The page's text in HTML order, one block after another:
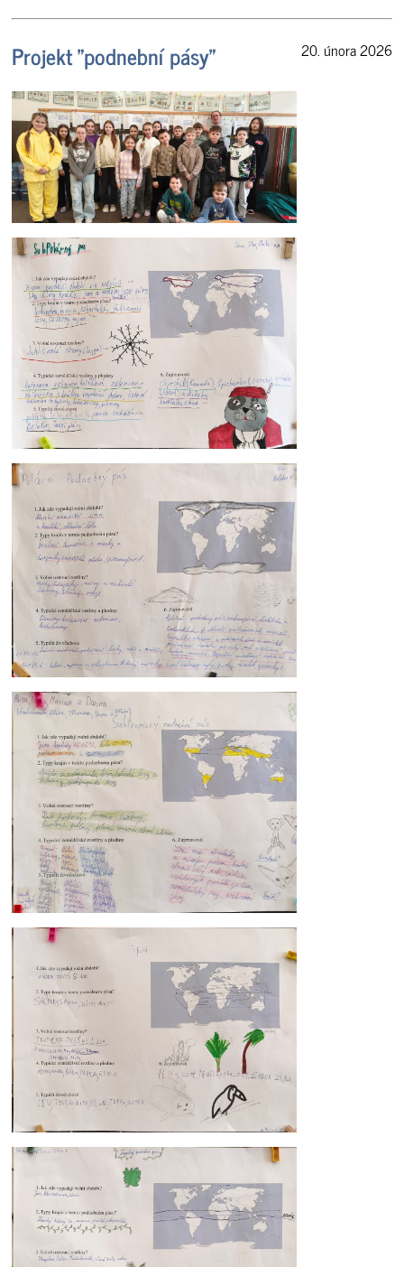
Projekt "podnební pásy" 20. února 2026